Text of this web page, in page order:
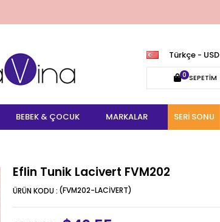
Türkçe - USD
SEPETIM
0
BEBEK & ÇOCUK MARKALAR SERI SONU
Eflin Tunik Lacivert FVM202
(FVM202-LACİVERT)